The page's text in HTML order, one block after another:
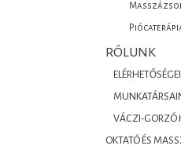
RÓLUNK
VÁCZI-GORZÓ
OKTATÓ ÉS